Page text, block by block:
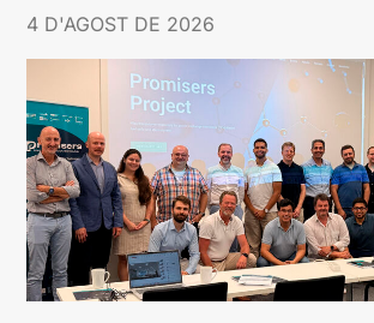
4 D'AGOST DE 2026